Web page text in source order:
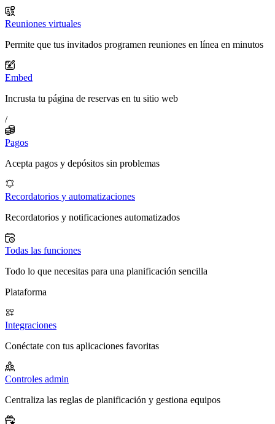
Reuniones virtuales
Permite que tus invitados programen reuniones en línea en minutos
Embed
Incrusta tu página de reservas en tu sitio web
/
Pagos
Acepta pagos y depósitos sin problemas
Recordatorios y automatizaciones
Recordatorios y notificaciones automatizados
Todas las funciones
Todo lo que necesitas para una planificación sencilla
Plataforma
Integraciones
Conéctate con tus aplicaciones favoritas
Controles admin
Centraliza las reglas de planificación y gestiona equipos